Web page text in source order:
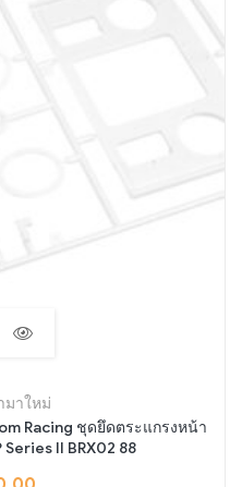
มาใหม่
Racing ชุดยึดตระแกรงหน้า
สำหรับ Land Rover® Series II BRX02 88